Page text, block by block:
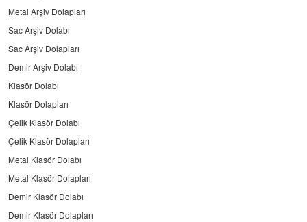
Metal Arşiv Dolapları
Sac Arşiv Dolabı
Sac Arşiv Dolapları
Demir Arşiv Dolabı
Klasör Dolabı
Klasör Dolapları
Çelik Klasör Dolabı
Çelik Klasör Dolapları
Metal Klasör Dolabı
Metal Klasör Dolapları
Demir Klasör Dolabı
Demir Klasör Dolapları